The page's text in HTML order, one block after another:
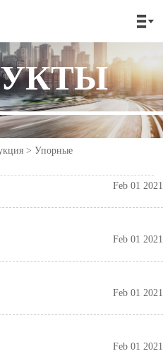

>Упорные
Feb 01 2021
Feb 01 2021
Feb 01 2021
Feb 01 2021